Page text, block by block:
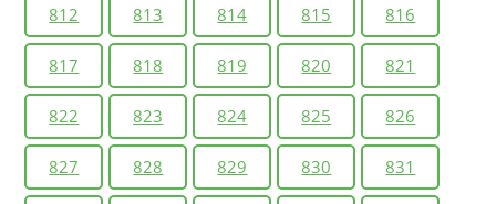
812 813 814 815 816
817 818 819 820 821
822 823 824 825 826
827 828 829 830 831